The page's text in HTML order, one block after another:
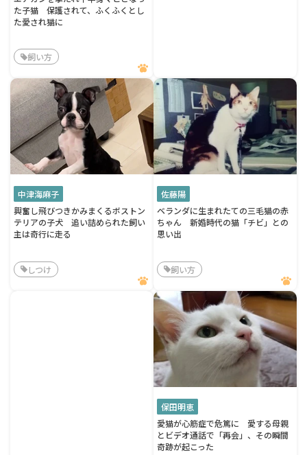
た子猫 保護されて、ふくふくとし
た愛され猫に
飼い方
中津海麻子
興奮し飛びつきかみまくるボストン
テリアの子犬 追い詰められた飼い
主は奇行に走る
しつけ
佐藤陽
ベランダに生まれたての三毛猫の赤
ちゃん 新婚時代の猫「チビ」との
思い出
飼い方
保田明恵
愛猫が心筋症で危篤に 愛する母親
とビデオ通話で「再会」、その瞬間
奇跡が起こった